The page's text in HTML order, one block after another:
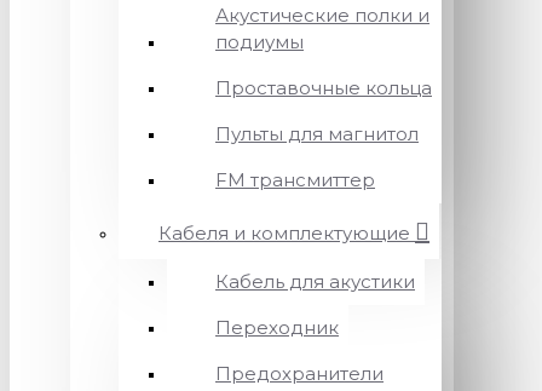
Акустические полки и
подиумы
Проставочные кольца
Пульты для магнитол
FM трансмиттер
Кабеля и комплектующие
Кабель для акустики
Переходник
Предохранители